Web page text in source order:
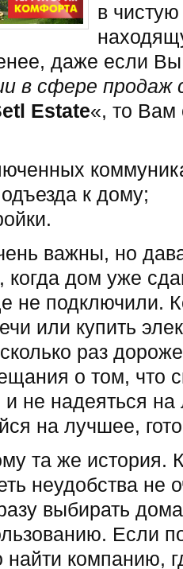
в
даже если Вы
в сфере продаж
Estate«, то Вам
к дому;
важны, но
когда дом уже
не подключили.
или купить
раз
о том, что
и не надеяться
на лучшее,
та же история.
неудобства не
выбирать
Если
найти компанию,